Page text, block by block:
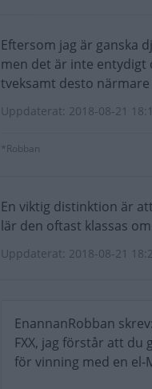
Eftersom jag är ganska
men det är inte entydigt
tveksamt desto
Uppdaterat: 2018-08-21
*Robban
En viktig distinktion är
lär den oftast klassas
Uppdaterat: 2018-08-21
EnannanRobban skrev:
FXX, jag förstår att
för vinning med en el-